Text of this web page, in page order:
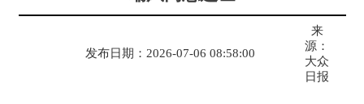
发布日期：2026-07-06 08:58:00
来
源：
大众
日报